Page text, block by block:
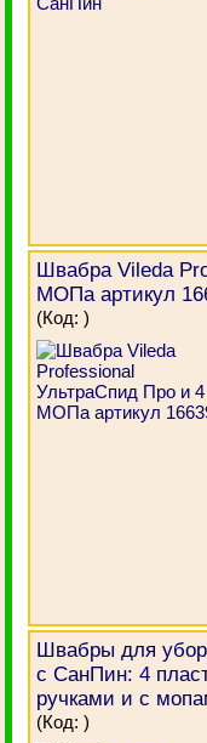
Швабра Vileda
МОПа артикул
(Код:)
Швабры для
с СанПин: 4
ручками и с
(Код:)